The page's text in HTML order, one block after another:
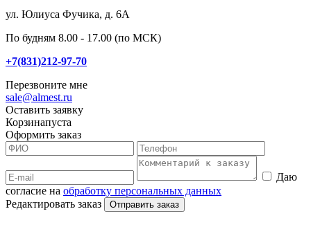
ул. Юлиуса Фучика, д. 6А
По будням 8.00 - 17.00 (по МСК)
+7(831)212-97-70
Перезвоните мне
sale@almest.ru
Оставить заявку
Корзинапуста
Оформить заказ
Даю
согласие на обработку персональных данных
Редактировать заказ
Отправить заказ